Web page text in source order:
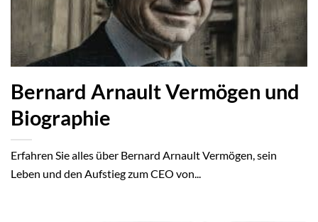
Bernard Arnault Vermögen und
Biographie
Erfahren Sie alles über Bernard Arnault Vermögen, sein
Leben und den Aufstieg zum CEO von...